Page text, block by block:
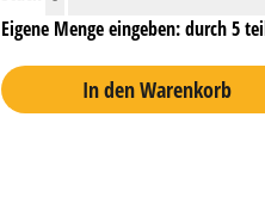
Eigene Menge eingeben: durch 5
In den Warenkorb